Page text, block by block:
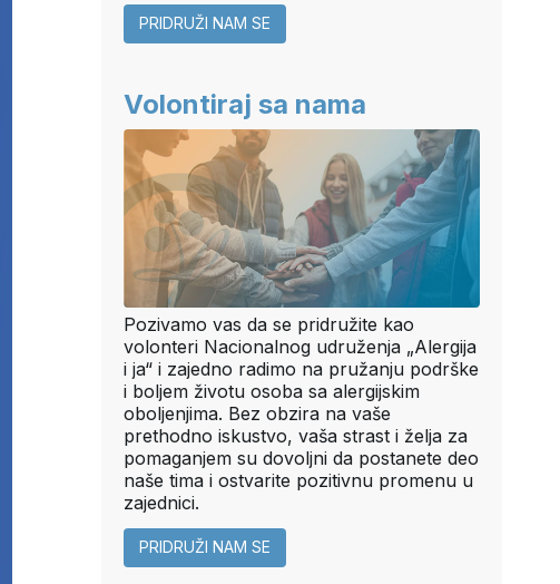
PRIDRUŽI NAM SE
Volontiraj sa nama
Pozivamo vas da se pridružite kao
volonteri Nacionalnog udruženja „Alergija
i ja“ i zajedno radimo na pružanju podrške
i boljem životu osoba sa alergijskim
oboljenjima. Bez obzira na vaše
prethodno iskustvo, vaša strast i želja za
pomaganjem su dovoljni da postanete deo
naše tima i ostvarite pozitivnu promenu u
zajednici.
PRIDRUŽI NAM SE